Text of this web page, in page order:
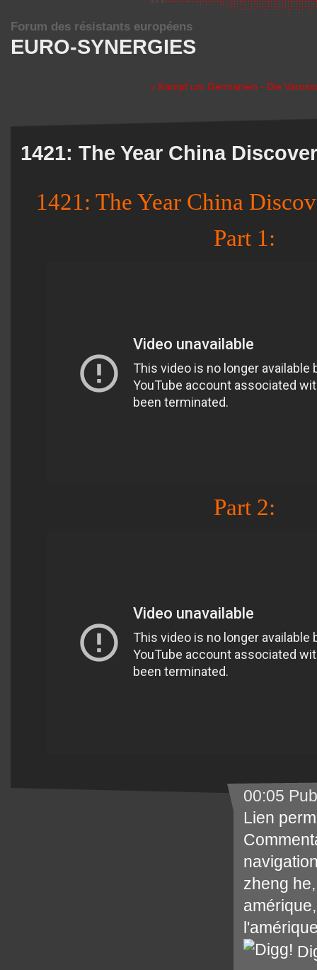
EURO-SYNERGIES
Forum des résistants européens
« Kampf um Germanien - Die
1421: The Year China
1421: The Year China
Part 1:
Part 2:
00:05
Lien
zheng he
amérique